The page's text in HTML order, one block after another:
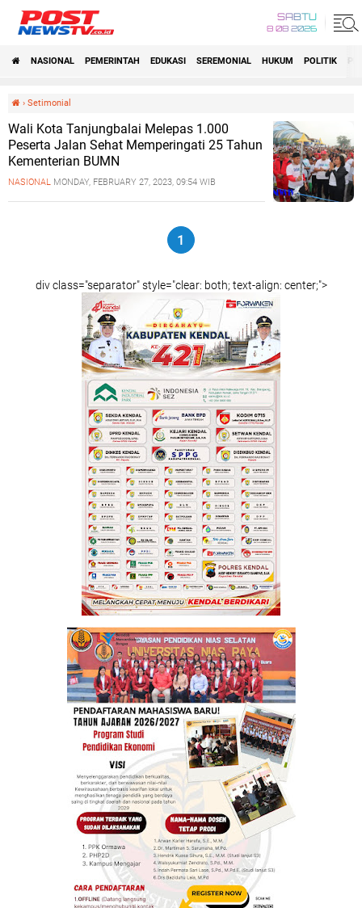
SABTU
8 08 2026
NASIONAL PEMERINTAH EDUKASI SEREMONIAL HUKUM POLITIK
› Setimonial
Wali Kota Tanjungbalai Melepas 1.000
Peserta Jalan Sehat Memperingati 25 Tahun
Kementerian BUMN
NASIONAL MONDAY, FEBRUARY 27, 2023, 09:54 WIB
1
div class="separator" style="clear: both; text-align: center;">